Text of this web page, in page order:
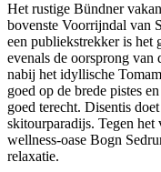
Het rustige Bündner
bovenste Voorrijndal van
een publiekstrekker is het
evenals de oorsprong van
nabij het idyllische
goed op de brede pistes
goed terecht. Disentis
skitourparadijs. Tegen
wellness-oase Bogn
relaxatie.